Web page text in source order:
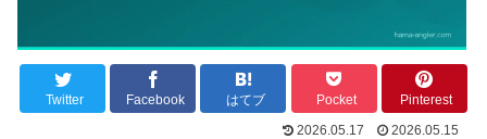
Twitter Facebook はてブ Pocket
Pinterest
2026.05.17
2026.05.15